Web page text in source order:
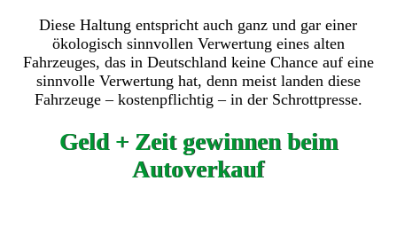
Diese Haltung entspricht auch ganz und gar einer
ökologisch sinnvollen Verwertung eines alten
Fahrzeuges, das in Deutschland keine Chance auf eine
sinnvolle Verwertung hat, denn meist landen diese
Fahrzeuge – kostenpflichtig – in der Schrottpresse.
Geld + Zeit gewinnen beim
Autoverkauf